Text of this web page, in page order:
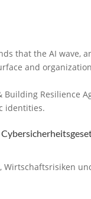
that the AI wave,
and
Resilience
identities.